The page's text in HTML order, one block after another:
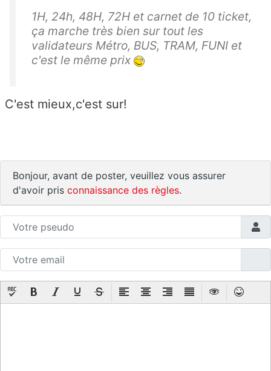
1H, 24h, 48H, 72H et carnet de 10 ticket,
ça marche très bien sur tout les
validateurs Métro, BUS, TRAM, FUNI et
c'est le même prix
C'est mieux,c'est sur!
Bonjour, avant de poster, veuillez vous assurer
d'avoir pris connaissance des règles.